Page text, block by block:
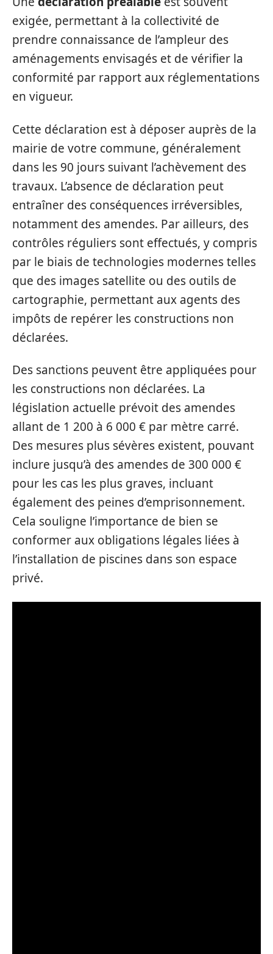
exigée, permettant à la collectivité de
prendre connaissance de l’ampleur des
aménagements envisagés et de vérifier la
conformité par rapport aux réglementations
en vigueur.
Cette déclaration est à déposer auprès de la
mairie de votre commune, généralement
dans les 90 jours suivant l’achèvement des
travaux. L’absence de déclaration peut
entraîner des conséquences irréversibles,
notamment des amendes. Par ailleurs, des
contrôles réguliers sont effectués, y compris
par le biais de technologies modernes telles
que des images satellite ou des outils de
cartographie, permettant aux agents des
impôts de repérer les constructions non
déclarées.
Des sanctions peuvent être appliquées pour
les constructions non déclarées. La
législation actuelle prévoit des amendes
allant de 1 200 à 6 000 € par mètre carré.
Des mesures plus sévères existent, pouvant
inclure jusqu’à des amendes de 300 000 €
pour les cas les plus graves, incluant
également des peines d’emprisonnement.
Cela souligne l’importance de bien se
conformer aux obligations légales liées à
l’installation de piscines dans son espace
privé.